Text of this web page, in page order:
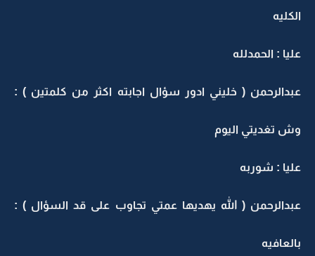
الكليه
عليا : الحمدلله
عبدالرحمن ( خليني ادور سؤال اجابته اكثر من كلمتين ) :
وش تغديتي اليوم
عليا : شوربه
عبدالرحمن ( الله يهديها عمتي تجاوب على قد السؤال ) :
بالعافيه